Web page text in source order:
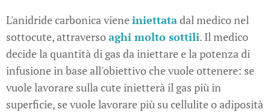
L'anidride carbonica vieneiniettatadal medico nel
sottocute, attraversoaghi molto sottili. Il medico
decide la quantità di gas da iniettare e la potenza di
infusione in base all'obiettivo che vuole ottenere: se
vuole lavorare sulla cute inietterà il gas più in
superficie, se vuole lavorare più su cellulite o adiposità